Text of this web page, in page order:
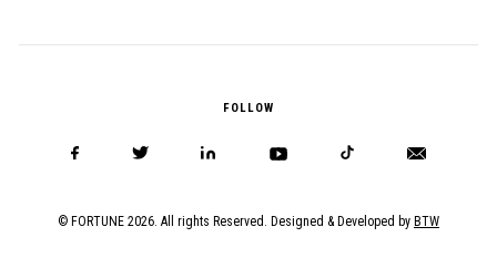
FOLLOW
© FORTUNE 2026. All rights Reserved. Designed & Developed by BTW